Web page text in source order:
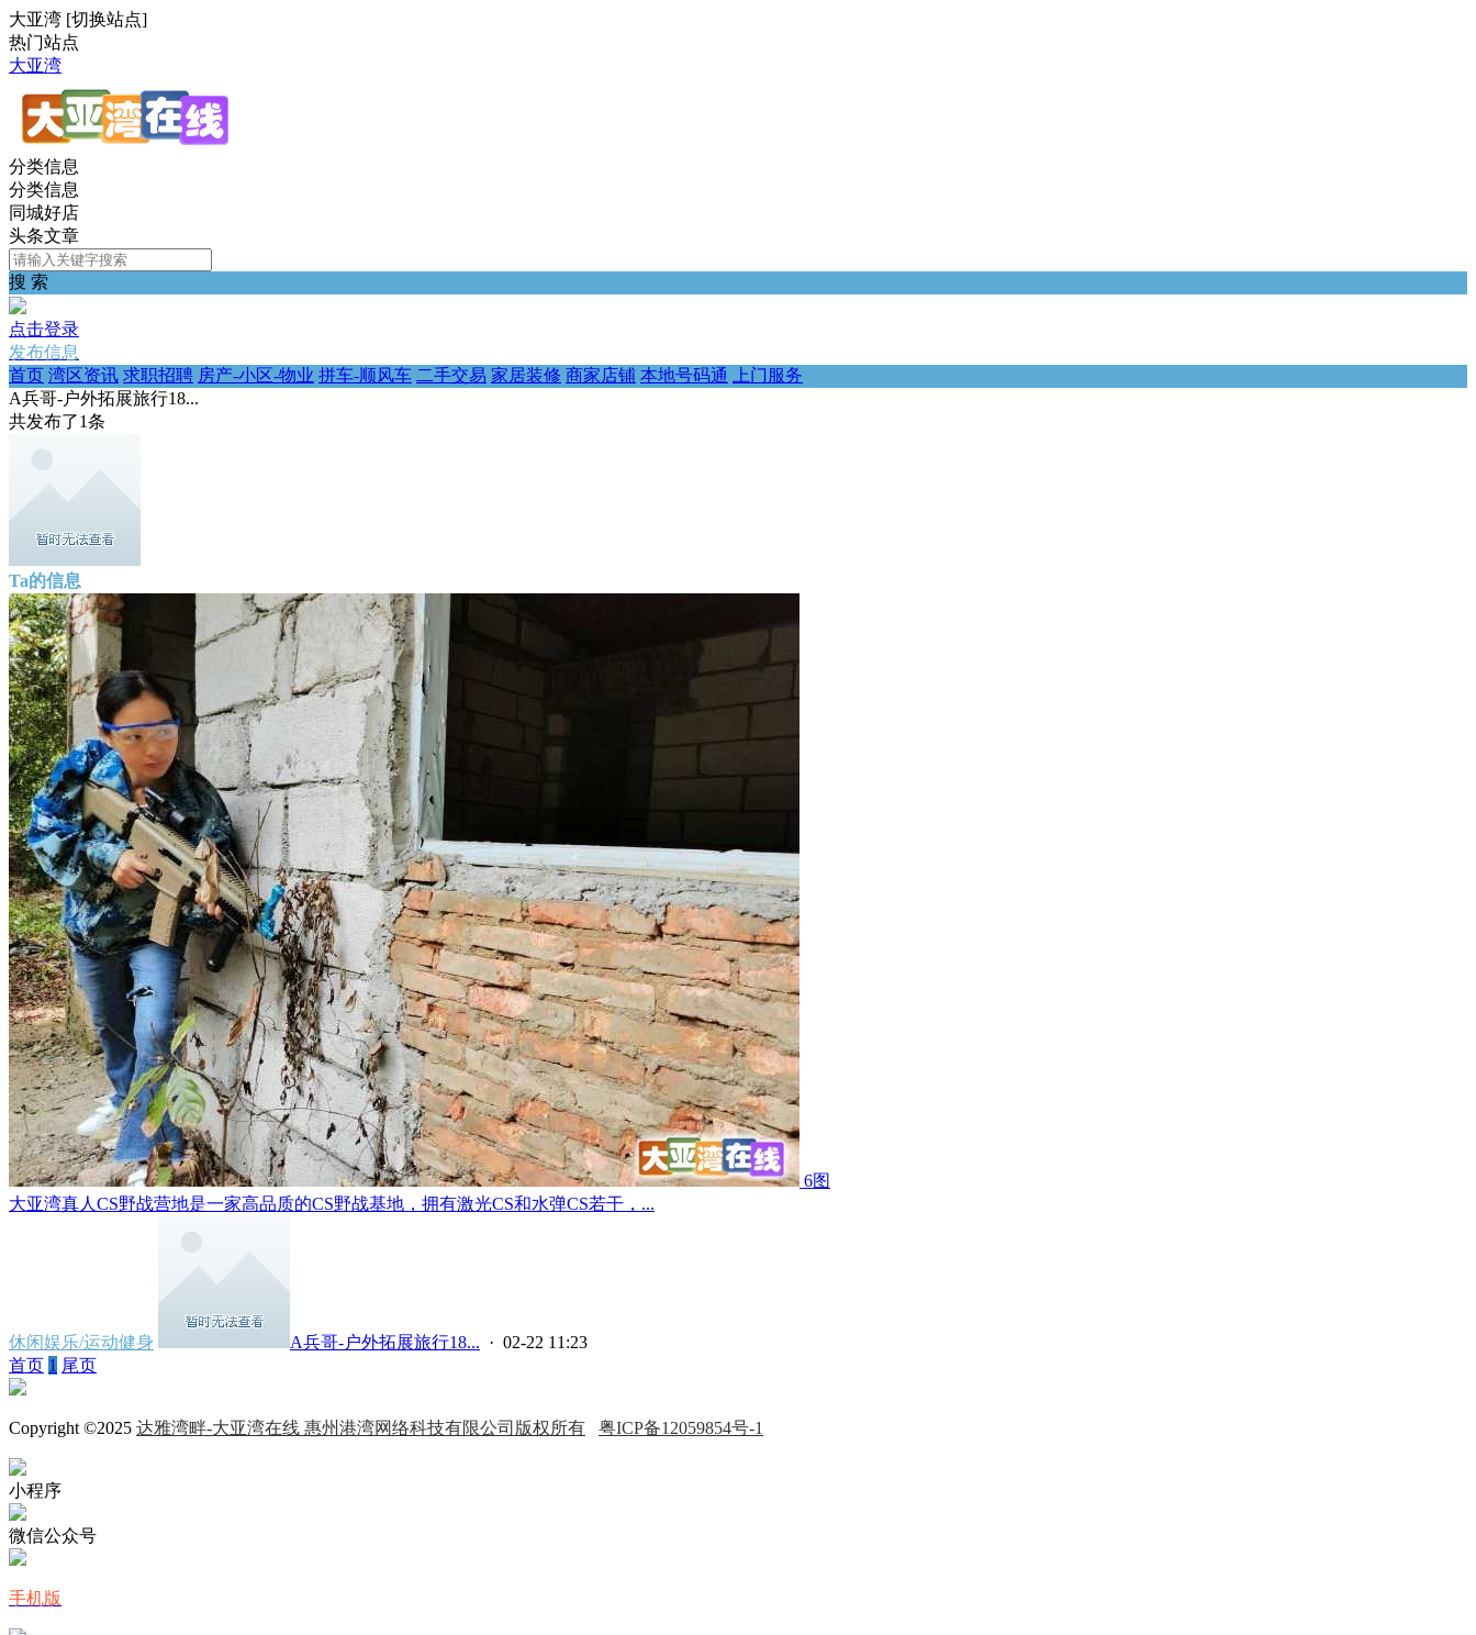
大亚湾 [切换站点]
热门站点
大亚湾
分类信息
分类信息
同城好店
头条文章
搜 索
点击登录
发布信息
首页 湾区资讯 求职招聘 房产-小区-物业 拼车-顺风车 二手交易 家居装修 商家店铺 本地号码通
上门服务
A兵哥-户外拓展旅行18...
共发布了1条
Ta的信息
6图
大亚湾真人CS野战营地是一家高品质的CS野战基地，拥有激光CS和水弹CS若干，...
休闲娱乐/运动健身 A兵哥-户外拓展旅行18... · 02-22 11:23
首页 1 尾页
Copyright ©2025 达雅湾畔-大亚湾在线 惠州港湾网络科技有限公司版权所有 粤ICP备12059854号-1
小程序
微信公众号
手机版